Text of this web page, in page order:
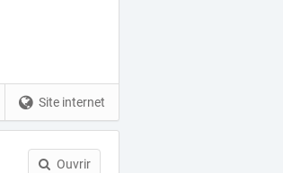
Site internet
Ouvrir